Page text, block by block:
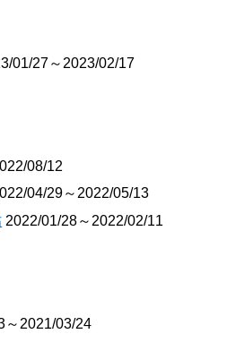
01/27～2023/02/17
08/12
04/29～2022/05/13
2022/01/28～2022/02/11
～2021/03/24